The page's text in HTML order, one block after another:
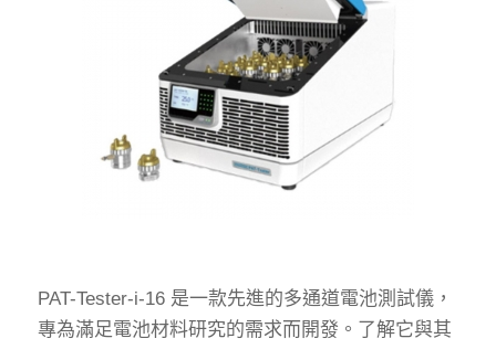
PAT-Tester-i-16 是一款先進的多通道電池測試儀，
專為滿足電池材料研究的需求而開發。了解它與其